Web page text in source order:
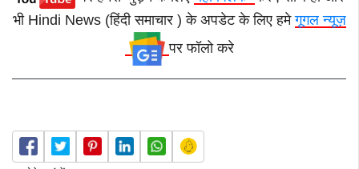
भी Hindi News (हिंदी समाचार ) के अपडेट के लिए हमेगूगल न्यूज़
पर फॉलो करे